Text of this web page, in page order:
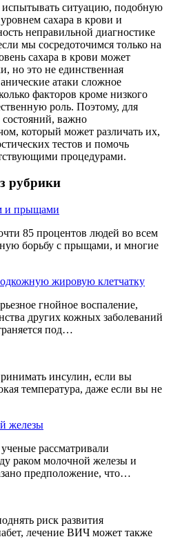
ситуацию, подобную
сахара в крови и
неправильной диагностике
мы сосредоточимся только на
сахара в крови может
но это не единственная
атаки сложное
факторов кроме низкого
роль. Поэтому, для
важно
который может различать их,
тестов и помочь
процедурами.
рубрики
и прыщами
85 процентов людей во всем
борьбу с прыщами, и многие
жировую клетчатку
гнойное воспаление,
других кожных заболеваний
под…
инсулин, если вы
температура, даже если вы не
железы
рассматривали
раком молочной железы и
предположение, что…
риск развития
лечение ВИЧ может также